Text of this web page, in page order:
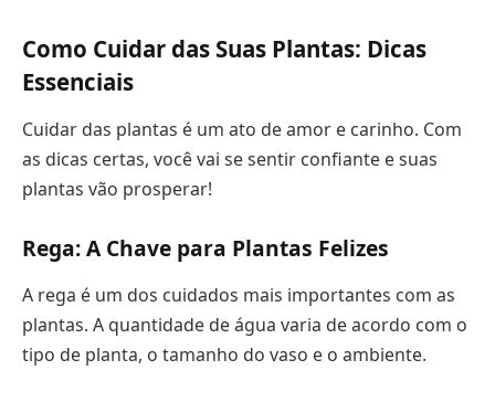
Como Cuidar das Suas Plantas: Dicas
Essenciais
Cuidar das plantas é um ato de amor e carinho. Com
as dicas certas, você vai se sentir confiante e suas
plantas vão prosperar!
Rega: A Chave para Plantas Felizes
A rega é um dos cuidados mais importantes com as
plantas. A quantidade de água varia de acordo com o
tipo de planta, o tamanho do vaso e o ambiente.